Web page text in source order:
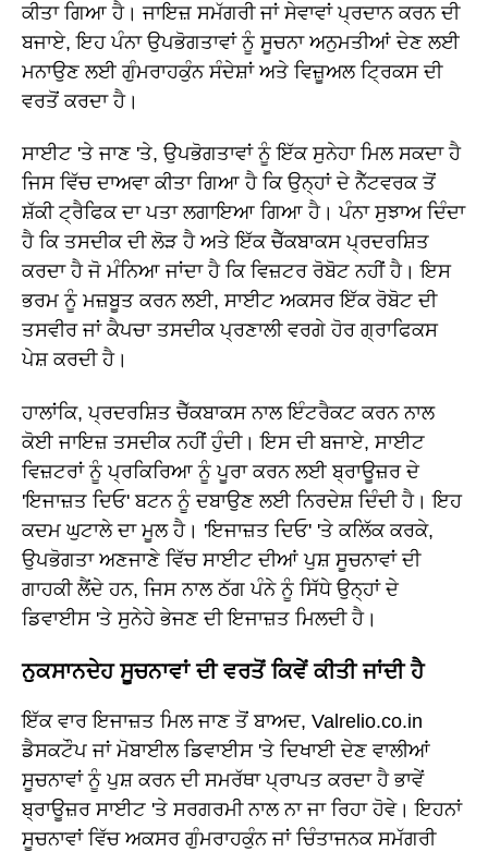
ਕੀਤਾ ਗਿਆ ਹੈ। ਜਾਇਜ਼ ਸਮੱਗਰੀ ਜਾਂ ਸੇਵਾਵਾਂ ਪ੍ਰਦਾਨ ਕਰਨ ਦੀ
ਬਜਾਏ, ਇਹ ਪੰਨਾ ਉਪਭੋਗਤਾਵਾਂ ਨੂੰ ਸੂਚਨਾ ਅਨੁਮਤੀਆਂ ਦੇਣ ਲਈ
ਮਨਾਉਣ ਲਈ ਗੁੰਮਰਾਹਕੁੰਨ ਸੰਦੇਸ਼ਾਂ ਅਤੇ ਵਿਜ਼ੂਅਲ ਟ੍ਰਿਕਸ ਦੀ
ਵਰਤੋਂ ਕਰਦਾ ਹੈ।
ਸਾਈਟ 'ਤੇ ਜਾਣ 'ਤੇ, ਉਪਭੋਗਤਾਵਾਂ ਨੂੰ ਇੱਕ ਸੁਨੇਹਾ ਮਿਲ ਸਕਦਾ ਹੈ
ਜਿਸ ਵਿੱਚ ਦਾਅਵਾ ਕੀਤਾ ਗਿਆ ਹੈ ਕਿ ਉਨ੍ਹਾਂ ਦੇ ਨੈੱਟਵਰਕ ਤੋਂ
ਸ਼ੱਕੀ ਟ੍ਰੈਫਿਕ ਦਾ ਪਤਾ ਲਗਾਇਆ ਗਿਆ ਹੈ। ਪੰਨਾ ਸੁਝਾਅ ਦਿੰਦਾ
ਹੈ ਕਿ ਤਸਦੀਕ ਦੀ ਲੋੜ ਹੈ ਅਤੇ ਇੱਕ ਚੈੱਕਬਾਕਸ ਪ੍ਰਦਰਸ਼ਿਤ
ਕਰਦਾ ਹੈ ਜੋ ਮੰਨਿਆ ਜਾਂਦਾ ਹੈ ਕਿ ਵਿਜ਼ਟਰ ਰੋਬੋਟ ਨਹੀਂ ਹੈ। ਇਸ
ਭਰਮ ਨੂੰ ਮਜ਼ਬੂਤ ਕਰਨ ਲਈ, ਸਾਈਟ ਅਕਸਰ ਇੱਕ ਰੋਬੋਟ ਦੀ
ਤਸਵੀਰ ਜਾਂ ਕੈਪਚਾ ਤਸਦੀਕ ਪ੍ਰਣਾਲੀ ਵਰਗੇ ਹੋਰ ਗ੍ਰਾਫਿਕਸ
ਪੇਸ਼ ਕਰਦੀ ਹੈ।
ਹਾਲਾਂਕਿ, ਪ੍ਰਦਰਸ਼ਿਤ ਚੈੱਕਬਾਕਸ ਨਾਲ ਇੰਟਰੈਕਟ ਕਰਨ ਨਾਲ
ਕੋਈ ਜਾਇਜ਼ ਤਸਦੀਕ ਨਹੀਂ ਹੁੰਦੀ। ਇਸ ਦੀ ਬਜਾਏ, ਸਾਈਟ
ਵਿਜ਼ਟਰਾਂ ਨੂੰ ਪ੍ਰਕਿਰਿਆ ਨੂੰ ਪੂਰਾ ਕਰਨ ਲਈ ਬ੍ਰਾਊਜ਼ਰ ਦੇ
'ਇਜਾਜ਼ਤ ਦਿਓ' ਬਟਨ ਨੂੰ ਦਬਾਉਣ ਲਈ ਨਿਰਦੇਸ਼ ਦਿੰਦੀ ਹੈ। ਇਹ
ਕਦਮ ਘੁਟਾਲੇ ਦਾ ਮੂਲ ਹੈ। 'ਇਜਾਜ਼ਤ ਦਿਓ' 'ਤੇ ਕਲਿੱਕ ਕਰਕੇ,
ਉਪਭੋਗਤਾ ਅਣਜਾਣੇ ਵਿੱਚ ਸਾਈਟ ਦੀਆਂ ਪੁਸ਼ ਸੂਚਨਾਵਾਂ ਦੀ
ਗਾਹਕੀ ਲੈਂਦੇ ਹਨ, ਜਿਸ ਨਾਲ ਠੱਗ ਪੰਨੇ ਨੂੰ ਸਿੱਧੇ ਉਨ੍ਹਾਂ ਦੇ
ਡਿਵਾਈਸ 'ਤੇ ਸੁਨੇਹੇ ਭੇਜਣ ਦੀ ਇਜਾਜ਼ਤ ਮਿਲਦੀ ਹੈ।
ਨੁਕਸਾਨਦੇਹ ਸੂਚਨਾਵਾਂ ਦੀ ਵਰਤੋਂ ਕਿਵੇਂ ਕੀਤੀ ਜਾਂਦੀ ਹੈ
ਇੱਕ ਵਾਰ ਇਜਾਜ਼ਤ ਮਿਲ ਜਾਣ ਤੋਂ ਬਾਅਦ, Valrelio.co.in
ਡੈਸਕਟੌਪ ਜਾਂ ਮੋਬਾਈਲ ਡਿਵਾਈਸ 'ਤੇ ਦਿਖਾਈ ਦੇਣ ਵਾਲੀਆਂ
ਸੂਚਨਾਵਾਂ ਨੂੰ ਪੁਸ਼ ਕਰਨ ਦੀ ਸਮਰੱਥਾ ਪ੍ਰਾਪਤ ਕਰਦਾ ਹੈ ਭਾਵੇਂ
ਬ੍ਰਾਊਜ਼ਰ ਸਾਈਟ 'ਤੇ ਸਰਗਰਮੀ ਨਾਲ ਨਾ ਜਾ ਰਿਹਾ ਹੋਵੇ। ਇਹਨਾਂ
ਸੂਚਨਾਵਾਂ ਵਿੱਚ ਅਕਸਰ ਗੁੰਮਰਾਹਕੁੰਨ ਜਾਂ ਚਿੰਤਾਜਨਕ ਸਮੱਗਰੀ